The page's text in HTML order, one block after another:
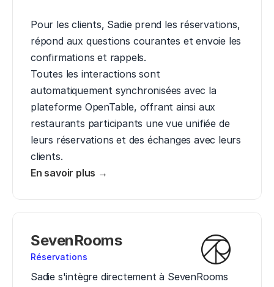
Pour les clients, Sadie prend les réservations,
répond aux questions courantes et envoie les
confirmations et rappels.
Toutes les interactions sont
automatiquement synchronisées avec la
plateforme OpenTable, offrant ainsi aux
restaurants participants une vue unifiée de
leurs réservations et des échanges avec leurs
clients.
En savoir plus →
SevenRooms
Réservations
Sadie s'intègre directement à SevenRooms